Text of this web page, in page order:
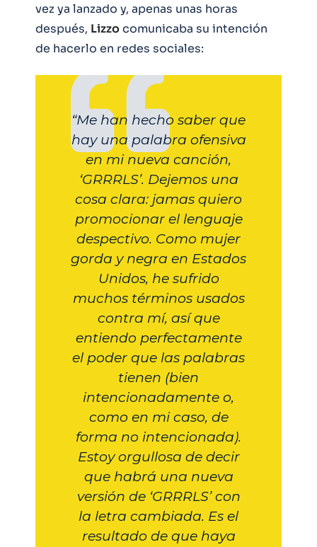
vez ya lanzado y, apenas unas horas
después, Lizzocomunicaba su intención
de hacerlo en redes sociales:
“Me han hecho saber que
hay una palabra ofensiva
en mi nueva canción,
‘GRRRLS’. Dejemos una
cosa clara: jamas quiero
promocionar el lenguaje
despectivo. Como mujer
gorda y negra en Estados
Unidos, he sufrido
muchos términos usados
contra mí, así que
entiendo perfectamente
el poder que las palabras
tienen (bien
intencionadamente o,
como en mi caso, de
forma no intencionada).
Estoy orgullosa de decir
que habrá una nueva
versión de ‘GRRRLS’ con
la letra cambiada. Es el
resultado de que haya